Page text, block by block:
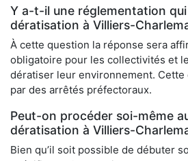
Y a-t-il une réglementation
dératisation à Villiers-
À cette question la réponse sera
obligatoire pour les collectivités et
dératiser leur environnement.
par des arrêtés préfectoraux.
Peut-on procéder soi-même
dératisation à Villiers-
Bien qu’il soit possible de débuter